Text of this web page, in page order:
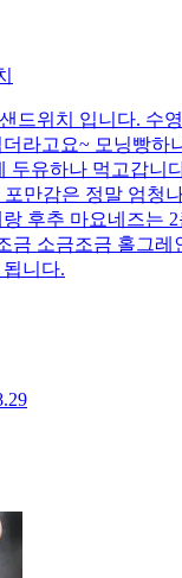
드위치 입니다. 수
라고요~ 모닝빵하
두유하나 먹고갑니
만감은 정말 엄청
후추 마요네즈는
금 소금조금 홀그레
니다.